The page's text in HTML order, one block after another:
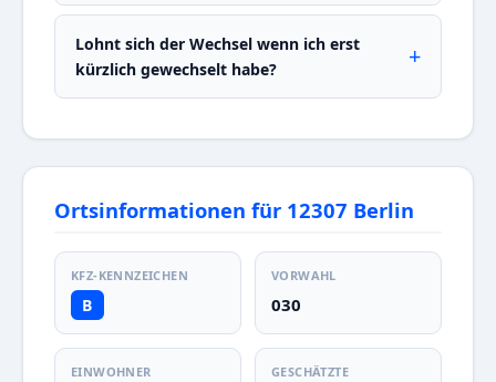
Lohnt sich der Wechsel wenn ich erst
kürzlich gewechselt habe?
Ortsinformationen für 12307 Berlin
KFZ-KENNZEICHEN
B
VORWAHL
030
EINWOHNER
GESCHÄTZTE